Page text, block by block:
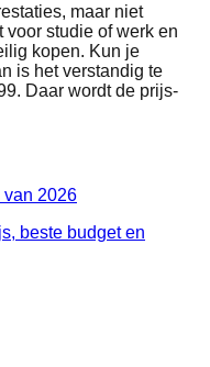
maar niet
voor studie of werk en
kopen. Kun je
is het verstandig te
Daar wordt de prijs-
van 2026
beste budget en